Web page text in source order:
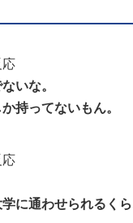
応
いな。
持ってないもん。
応
に通わせられるく